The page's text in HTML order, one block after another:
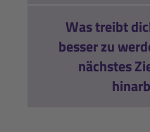
Was treibt
besser zu
nächstes